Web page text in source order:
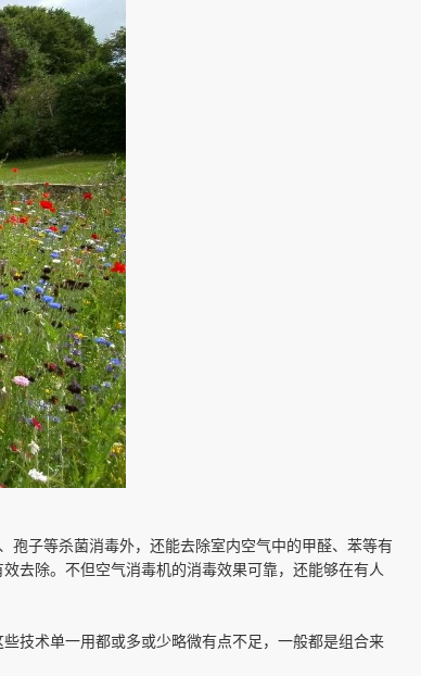
子等杀菌消毒外，还能去除室内空气中的甲醛、苯等有
去除。不但空气消毒机的消毒效果可靠，还能够在有人
技术单一用都或多或少略微有点不足，一般都是组合来